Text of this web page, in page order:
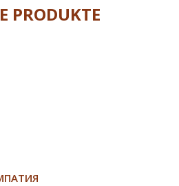
PRODUKTE